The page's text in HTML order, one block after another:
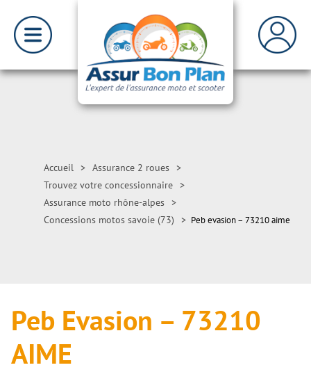
Accueil > Assurance 2 roues >
Trouvez votre concessionnaire >
Assurance moto rhône-alpes >
Concessions motos savoie (73)
> Peb evasion – 73210 aime
Peb Evasion – 73210
AIME